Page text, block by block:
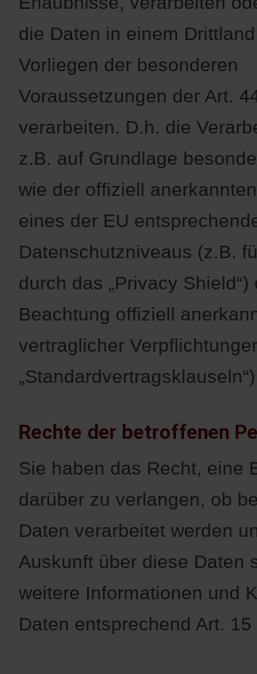
die Daten in einem
Vorliegen der besonderen
Voraussetzungen der Art.
verarbeiten. D.h. die
z.B. auf Grundlage
wie der offiziell
eines der EU
Datenschutzniveaus (z.B.
durch das „Privacy Shield“)
Beachtung offiziell
vertraglicher
Rechte der betroffenen
Sie haben das Recht, eine
darüber zu verlangen, ob
Daten verarbeitet werden
Auskunft über diese Daten
weitere Informationen und
Daten entsprechend Art. 15